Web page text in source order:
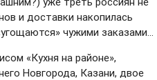
и доставки накопилась
чужими заказами...
«Кухня на районе»,
Новгорода, Казани, двое